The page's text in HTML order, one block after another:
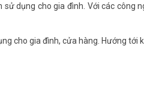
sử dụng cho gia đình. Với các công
cho gia đình, cửa hàng. Hướng tới